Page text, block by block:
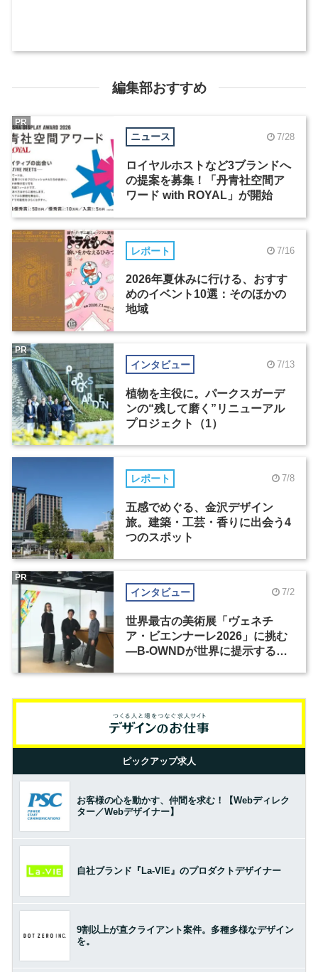
編集部おすすめ
ニュース 7/28
ロイヤルホストなど3ブランドへ
の提案を募集！「丹青社空間ア
ワード with ROYAL」が開始
PR
レポート 7/16
2026年夏休みに行ける、おすす
めのイベント10選：そのほかの
地域
インタビュー 7/13
植物を主役に。パークスガーデ
ンの“残して磨く”リニューアル
プロジェクト（1）
PR
レポート 7/8
五感でめぐる、金沢デザイン
旅。建築・工芸・香りに出会う4
つのスポット
インタビュー 7/2
世界最古の美術展「ヴェネチ
ア・ビエンナーレ2026」に挑む
―B-OWNDが世界に提示する美
PR
ピックアップ求人
お客様の心を動かす、仲間を求む！【Webディレク
ター／Webデザイナー】
自社ブランド『La-VIE』のプロダクトデザイナー
9割以上が直クライアント案件。多種多様なデザイン
を。